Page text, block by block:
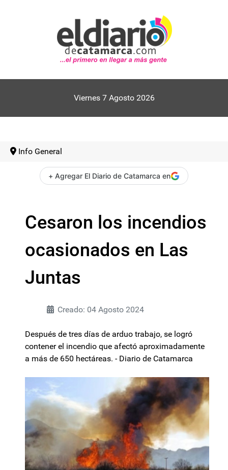
Viernes 7 Agosto 2026
Info General
+ Agregar El Diario de Catamarca en
Cesaron los incendios
ocasionados en Las
Juntas
Creado: 04 Agosto 2024
Después de tres días de arduo trabajo, se logró
contener el incendio que afectó aproximadamente
a más de 650 hectáreas. - Diario de Catamarca